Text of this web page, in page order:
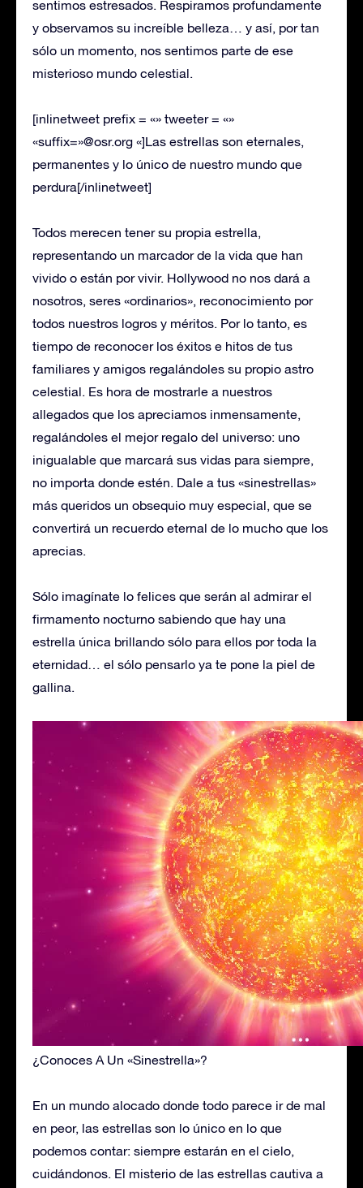
sentimos estresados. Respiramos profundamente
y observamos su increíble belleza… y así, por tan
sólo un momento, nos sentimos parte de ese
misterioso mundo celestial.
[inlinetweet prefix = «» tweeter = «»
«suffix=»@osr.org «]Las estrellas son eternales,
permanentes y lo único de nuestro mundo que
perdura[/inlinetweet]
Todos merecen tener su propia estrella,
representando un marcador de la vida que han
vivido o están por vivir. Hollywood no nos dará a
nosotros, seres «ordinarios», reconocimiento por
todos nuestros logros y méritos. Por lo tanto, es
tiempo de reconocer los éxitos e hitos de tus
familiares y amigos regalándoles su propio astro
celestial. Es hora de mostrarle a nuestros
allegados que los apreciamos inmensamente,
regalándoles el mejor regalo del universo: uno
inigualable que marcará sus vidas para siempre,
no importa donde estén. Dale a tus «sinestrellas»
más queridos un obsequio muy especial, que se
convertirá un recuerdo eternal de lo mucho que los
aprecias.
Sólo imagínate lo felices que serán al admirar el
firmamento nocturno sabiendo que hay una
estrella única brillando sólo para ellos por toda la
eternidad… el sólo pensarlo ya te pone la piel de
gallina.
¿Conoces A Un «Sinestrella»?
En un mundo alocado donde todo parece ir de mal
en peor, las estrellas son lo único en lo que
podemos contar: siempre estarán en el cielo,
cuidándonos. El misterio de las estrellas cautiva a